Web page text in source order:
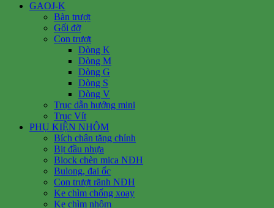
GAOJ-K
Bàn trượt
Gối đỡ
Con trượt
Dòng K
Dòng M
Dòng G
Dòng S
Dòng V
Trục dẫn hướng mini
Trục Vít
PHỤ KIỆN NHÔM
Bích chân tăng chỉnh
Bịt đầu nhựa
Block chèn mica NĐH
Bulong, đai ốc
Con trượt rãnh NĐH
Ke chìm chống xoay
Ke chìm nhôm